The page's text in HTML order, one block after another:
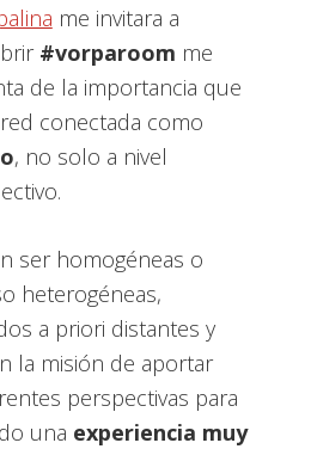
me invitara a
#vorparoom me
de la importancia que
conectada como
, no solo a nivel
ser homogéneas o
heterogéneas,
a priori distantes y
la misión de aportar
perspectivas para
una experiencia muy